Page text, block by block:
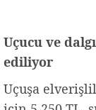
Uçucu ve
ediliyor
Uçuşa